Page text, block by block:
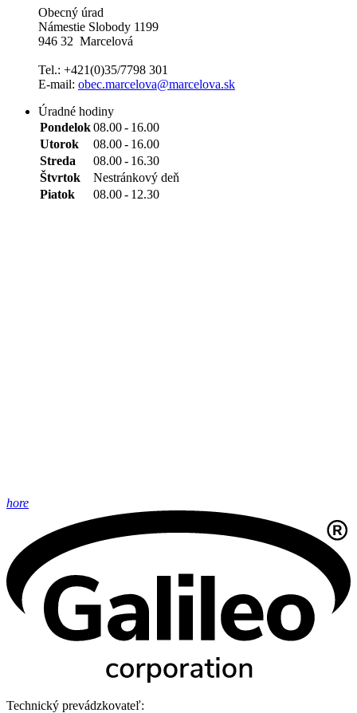
Obecný úrad
Námestie Slobody 1199
946 32 Marcelová
Tel.: +421(0)35/7798 301
E-mail: obec.marcelova@marcelova.sk
Úradné hodiny
Pondelok08.00- 16.00
Utorok
08.00- 16.00
Streda
08.00- 16.30
Štvrtok
Nestránkový deň
Piatok
08.00- 12.30
hore
Technický prevádzkovateľ: